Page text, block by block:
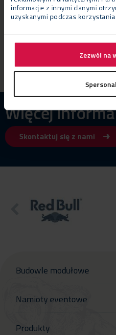
informacje z innymi danymi
uzyskanymi podczas korzystania
Zezwól na
pandemii COVID-19
wartość projektu: 210
Więcej
Skontaktuj się z nami
Budowle modułowe
Namioty eventowe
Produkty